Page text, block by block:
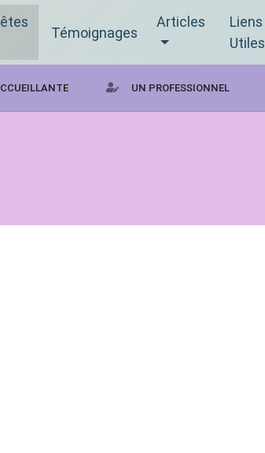
Témoignages
Articles
Liens
Utiles
UN PROFESSIONNEL